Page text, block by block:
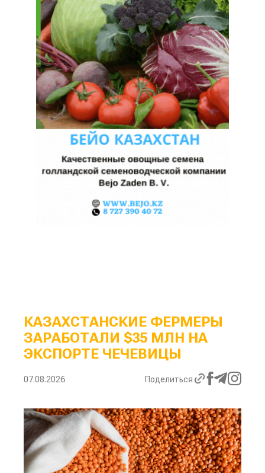
КАЗАХСТАНСКИЕ ФЕРМЕРЫ
ЗАРАБОТАЛИ $35 МЛН НА
ЭКСПОРТЕ ЧЕЧЕВИЦЫ
07.08.2026 Поделиться